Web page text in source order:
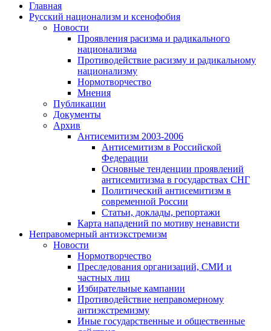
Главная
Русский национализм и ксенофобия
Новости
Проявления расизма и радикального
национализма
Противодействие расизму и радикальному
национализму
Нормотворчество
Мнения
Публикации
Документы
Архив
Антисемитизм 2003-2006
Антисемитизм в Российской
Федерации
Основные тенденции проявлений
антисемитизма в государствах СНГ
Политический антисемитизм в
современной России
Статьи, доклады, репортажи
Карта нападений по мотиву ненависти
Неправомерный антиэкстремизм
Новости
Нормотворчество
Преследования организаций, СМИ и
частных лиц
Избирательные кампании
Противодействие неправомерному
антиэкстремизму
Иные государственные и общественные